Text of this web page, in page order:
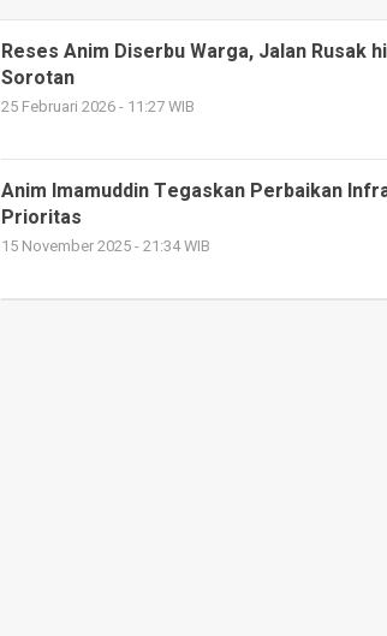
Reses Anim Diserbu Warga, Jalan Rusak
Sorotan
25 Februari 2026 - 11:27 WIB
Anim Imamuddin Tegaskan Perbaikan
Prioritas
15 November 2025 - 21:34 WIB